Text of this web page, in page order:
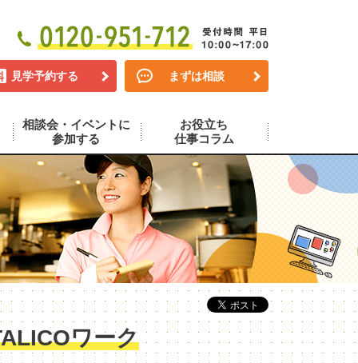
見学予約する まずは相談
相談会・イベントに
参加する
お役立ち
仕事コラム
ワーク